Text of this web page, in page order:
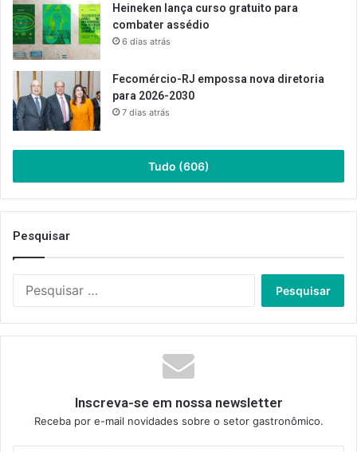
Heineken lança curso gratuito para
combater assédio
6 dias atrás
Fecomércio-RJ empossa nova diretoria
para 2026-2030
7 dias atrás
Tudo (606)
Pesquisar
Inscreva-se em nossa newsletter
Receba por e-mail novidades sobre o setor gastronômico.